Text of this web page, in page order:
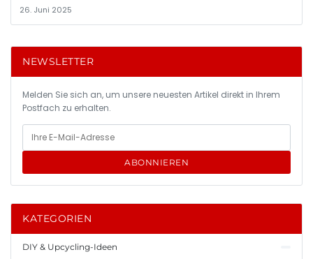
26. Juni 2025
NEWSLETTER
Melden Sie sich an, um unsere neuesten Artikel direkt in Ihrem
Postfach zu erhalten.
ABONNIEREN
KATEGORIEN
DIY & Upcycling-Ideen